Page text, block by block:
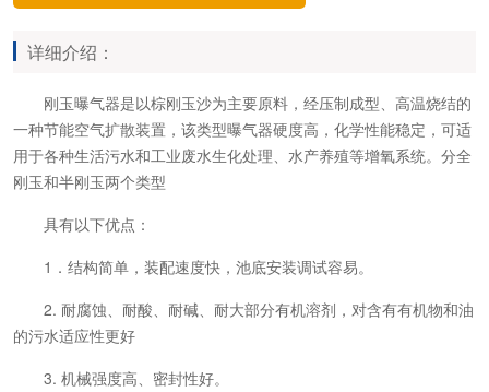
详细介绍：
刚玉曝气器是以棕刚玉沙为主要原料，经压制成型、高温烧结的
一种节能空气扩散装置，该类型曝气器硬度高，化学性能稳定，可适
用于各种生活污水和工业废水生化处理、水产养殖等增氧系统。分全
刚玉和半刚玉两个类型
具有以下优点：
1．结构简单，装配速度快，池底安装调试容易。
2. 耐腐蚀、耐酸、耐碱、耐大部分有机溶剂，对含有有机物和油
的污水适应性更好
3. 机械强度高、密封性好。